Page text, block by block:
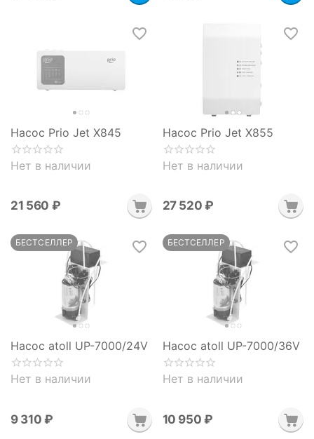
Насос Prio Jet X845
Нет в наличии
21 560 ₽
Насос Prio Jet X855
Нет в наличии
27 520 ₽
БЕСТСЕЛЛЕР
Насос atoll UP-7000/24V
Нет в наличии
9 310 ₽
БЕСТСЕЛЛЕР
Насос atoll UP-7000/36V
Нет в наличии
10 950 ₽